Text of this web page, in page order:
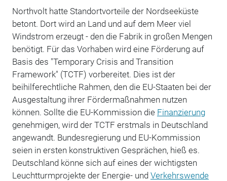
Northvolt hatte Standortvorteile der Nordseeküste
betont. Dort wird an Land und auf dem Meer viel
Windstrom erzeugt - den die Fabrik in großen Mengen
benötigt. Für das Vorhaben wird eine Förderung auf
Basis des "Temporary Crisis and Transition
Framework" (TCTF) vorbereitet. Dies ist der
beihilferechtliche Rahmen, den die EU-Staaten bei der
Ausgestaltung ihrer Fördermaßnahmen nutzen
können. Sollte die EU-Kommission die Finanzierung
genehmigen, wird der TCTF erstmals in Deutschland
angewandt. Bundesregierung und EU-Kommission
seien in ersten konstruktiven Gesprächen, hieß es.
Deutschland könne sich auf eines der wichtigsten
Leuchtturmprojekte der Energie- und Verkehrswende